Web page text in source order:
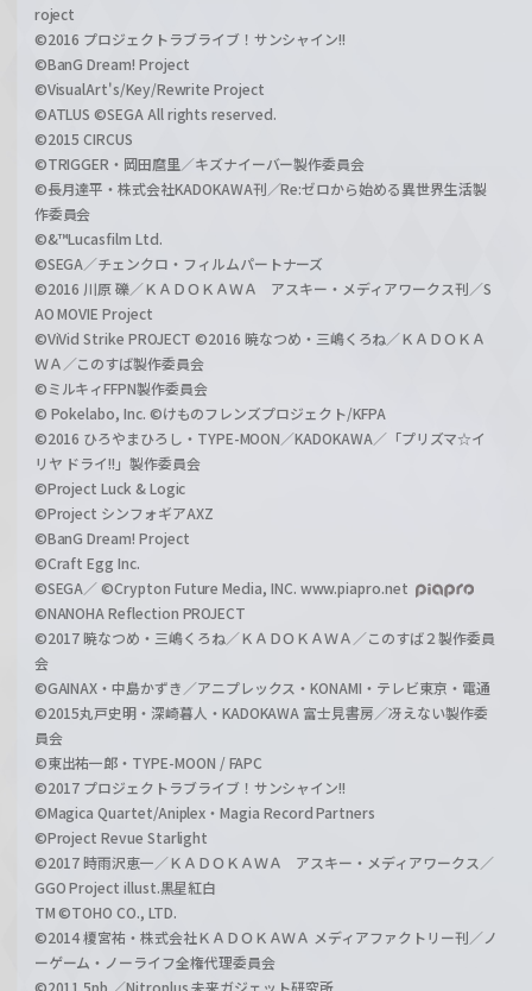
roject
©2016 プロジェクトラブライブ！サンシャイン!!
©BanG Dream! Project
©VisualArt's/Key/Rewrite Project
©ATLUS ©SEGA All rights reserved.
©2015 CIRCUS
©TRIGGER・岡田麿里／キズナイーバー製作委員会
©長月達平・株式会社KADOKAWA刊／Re:ゼロから始める異世界生活製
作委員会
©&™Lucasfilm Ltd.
©SEGA／チェンクロ・フィルムパートナーズ
©2016 川原 礫／ＫＡＤＯＫＡＷＡ アスキー・メディアワークス刊／S
AO MOVIE Project
©ViVid Strike PROJECT ©2016 暁なつめ・三嶋くろね／ＫＡＤＯＫＡ
ＷＡ／このすば製作委員会
©ミルキィFFPN製作委員会
© Pokelabo, Inc. ©けものフレンズプロジェクト/KFPA
©2016 ひろやまひろし・TYPE-MOON／KADOKAWA／「プリズマ☆イ
リヤ ドライ!!」製作委員会
©Project Luck & Logic
©Project シンフォギアAXZ
©BanG Dream! Project
©Craft Egg Inc.
©SEGA／ ©Crypton Future Media, INC. www.piapro.net
©NANOHA Reflection PROJECT
©2017 暁なつめ・三嶋くろね／ＫＡＤＯＫＡＷＡ／このすば２製作委員
会
©GAINAX・中島かずき／アニプレックス・KONAMI・テレビ東京・電通
©2015丸戸史明・深崎暮人・KADOKAWA 富士見書房／冴えない製作委
員会
©東出祐一郎・TYPE-MOON / FAPC
©2017 プロジェクトラブライブ！サンシャイン!!
©Magica Quartet/Aniplex・Magia Record Partners
©Project Revue Starlight
©2017 時雨沢恵一／ＫＡＤＯＫＡＷＡ アスキー・メディアワークス／
GGO Project illust.黒星紅白
TM ©TOHO CO., LTD.
©2014 榎宮祐・株式会社ＫＡＤＯＫＡＷＡ メディアファクトリー刊／ノ
ーゲーム・ノーライフ全権代理委員会
©2011 5pb.／Nitroplus 未来ガジェット研究所